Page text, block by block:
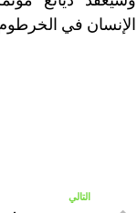
الإنسان في
التالي